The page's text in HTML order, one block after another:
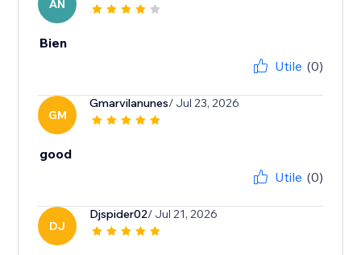
AN
Bien
Utile (0)
GM
Gmarvilanunes/ Jul 23, 2026
good
Utile (0)
DJ
Djspider02/ Jul 21, 2026